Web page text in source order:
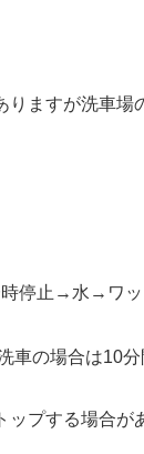
ますが洗車場
停止→水→ワッ
の場合は10
プする場合